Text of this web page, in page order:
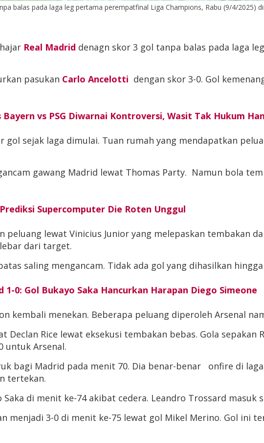
balas pada laga leg pertama perempatfinal Liga Champions, Rabu (9/4/2025)
Real Madrid denagn skor 3 gol tanpa balas pada laga
pasukan Carlo Ancelotti dengan skor 3-0. Gol
vs PSG Diwarnai Kontroversi, Wasit Tak Hukum
gol sejak laga dimulai. Tuan rumah yang mendapatkan
gawang Madrid lewat Thomas Party. Namun bola
Supercomputer Die Roten Unggul
peluang lewat Vinicius Junior yang melepaskan tembakan
dari target.
saling mengancam. Tidak ada gol yang dihasilkan
0: Gol Bukayo Saka Hancurkan Harapan Diego Simeone
kembali menekan. Beberapa peluang diperoleh Arsenal
Declan Rice lewat eksekusi tembakan bebas. Gola
untuk Arsenal.
bagi Madrid pada menit 70. Dia benar-benar onfire di
tertekan.
di menit ke-74 akibat cedera. Leandro Trossard masuk
menjadi 3-0 di menit ke-75 lewat gol Mikel Merino. Gol ini